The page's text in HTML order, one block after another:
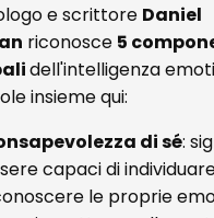
e scrittore Daniel
riconosce 5
dell'intelligenza
insieme qui:
di sé:
capaci di
le proprie